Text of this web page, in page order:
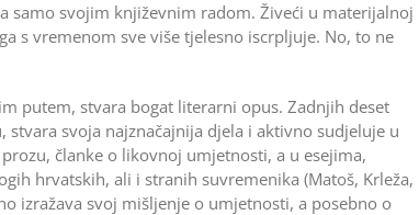
samo svojim književnim radom. Živeći u materijalnoj
s vremenom sve više tjelesno iscrpljuje. No, to ne
putem, stvara bogat literarni opus. Zadnjih deset
svoja najznačajnija djela i aktivno sudjeluje u
članke o likovnoj umjetnosti, a u esejima,
hrvatskih, ali i stranih suvremenika (Matoš, Krleža,
izražava svoj mišljenje o umjetnosti, a posebno o